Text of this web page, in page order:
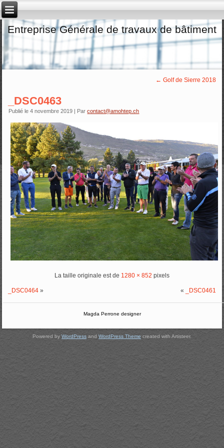
Entreprise Générale de travaux de bâtiment
← Golf de Sierre 2018
_DSC0463
Publié le 4 novembre 2019 | Par contact@amohtep.ch
La taille originale est de 1280 × 852 pixels
_DSC0464 » « _DSC0461
Magda Perrone designer
Powered by WordPress and WordPress Theme created with Artisteer.